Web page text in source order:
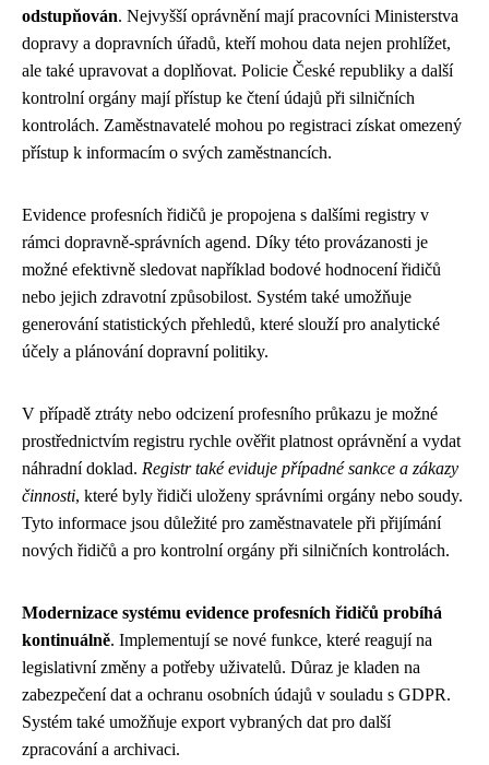
odstupňován. Nejvyšší oprávnění mají pracovníci Ministerstva
dopravy a dopravních úřadů, kteří mohou data nejen prohlížet,
ale také upravovat a doplňovat. Policie České republiky a další
kontrolní orgány mají přístup ke čtení údajů při silničních
kontrolách. Zaměstnavatelé mohou po registraci získat omezený
přístup k informacím o svých zaměstnancích.
Evidence profesních řidičů je propojena s dalšími registry v
rámci dopravně-správních agend. Díky této provázanosti je
možné efektivně sledovat například bodové hodnocení řidičů
nebo jejich zdravotní způsobilost. Systém také umožňuje
generování statistických přehledů, které slouží pro analytické
účely a plánování dopravní politiky.
V případě ztráty nebo odcizení profesního průkazu je možné
prostřednictvím registru rychle ověřit platnost oprávnění a vydat
náhradní doklad. Registr také eviduje případné sankce a zákazy
činnosti, které byly řidiči uloženy správními orgány nebo soudy.
Tyto informace jsou důležité pro zaměstnavatele při přijímání
nových řidičů a pro kontrolní orgány při silničních kontrolách.
Modernizace systému evidence profesních řidičů probíhá
kontinuálně. Implementují se nové funkce, které reagují na
legislativní změny a potřeby uživatelů. Důraz je kladen na
zabezpečení dat a ochranu osobních údajů v souladu s GDPR.
Systém také umožňuje export vybraných dat pro další
zpracování a archivaci.